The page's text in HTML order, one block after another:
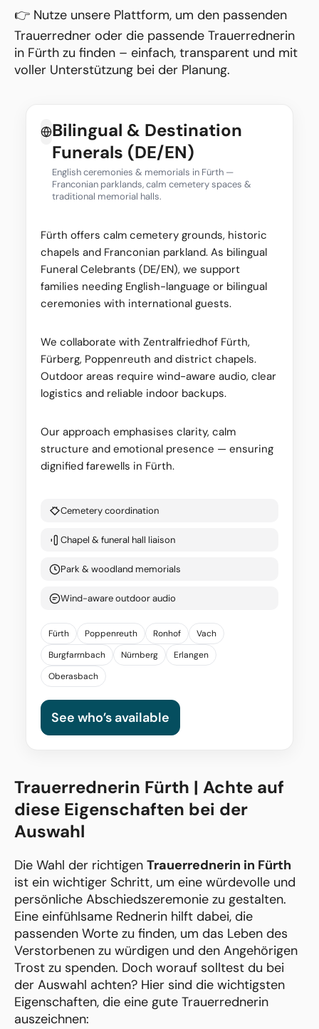
👉 Nutze unsere Plattform, um den passenden
Trauerredner oder die passende Trauerrednerin
in Fürth zu finden – einfach, transparent und mit
voller Unterstützung bei der Planung.
Bilingual & Destination
Funerals (DE/EN)
English ceremonies & memorials in Fürth —
Franconian parklands, calm cemetery spaces &
traditional memorial halls.
Fürth offers calm cemetery grounds, historic
chapels and Franconian parkland. As bilingual
Funeral Celebrants (DE/EN), we support
families needing English-language or bilingual
ceremonies with international guests.
We collaborate with Zentralfriedhof Fürth,
Fürberg, Poppenreuth and district chapels.
Outdoor areas require wind-aware audio, clear
logistics and reliable indoor backups.
Our approach emphasises clarity, calm
structure and emotional presence — ensuring
dignified farewells in Fürth.
Cemetery coordination
Chapel & funeral hall liaison
Park & woodland memorials
Wind-aware outdoor audio
Fürth Poppenreuth Ronhof
Vach
Burgfarrnbach
Nürnberg
Erlangen
Oberasbach
See who’s available
Trauerrednerin Fürth | Achte auf
diese Eigenschaften bei der
Auswahl
Die Wahl der richtigen Trauerrednerin in Fürth
ist ein wichtiger Schritt, um eine würdevolle und
persönliche Abschiedszeremonie zu gestalten.
Eine einfühlsame Rednerin hilft dabei, die
passenden Worte zu finden, um das Leben des
Verstorbenen zu würdigen und den Angehörigen
Trost zu spenden. Doch worauf solltest du bei
der Auswahl achten? Hier sind die wichtigsten
Eigenschaften, die eine gute Trauerrednerin
auszeichnen: